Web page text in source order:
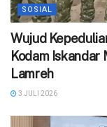
SOSIAL
Wujud
Kodam Iskandar
Lamreh
3 JULI 2026